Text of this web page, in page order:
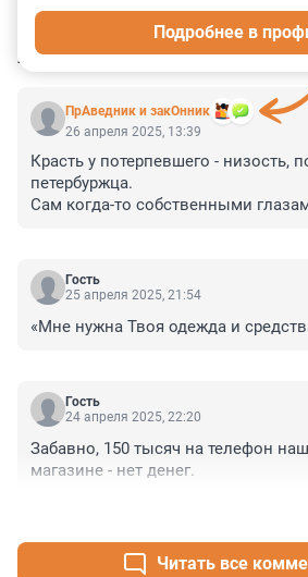
КОММЕНТАРИИ 73
ПрАведник и закОнник
Подробнее в
26 апреля 2025, 13:39
Красть у потерпевшего - низость,
петербуржца.
Сам когда-то собственными
обирала. Я то сначало подумал
вытащить телефон чтобы
а женщина из сумки вытащила
догнал воровку, та стала толкаться
решение повалить её на землю и
приезда ДПС, так как она
явно хотела убежать...
Гость
25 апреля 2025, 21:54
«Мне нужна Твоя одежда и
Гость
24 апреля 2025, 22:20
Забавно, 150 тысяч на телефон
магазине - нет денег.
Читать все